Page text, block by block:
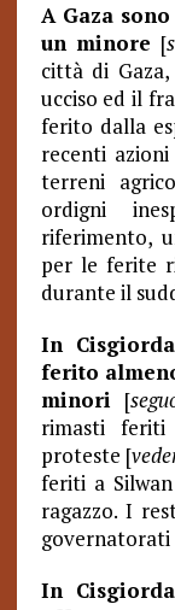
A Gaza
un minore [
città di
ucciso ed il
ferito dalla
recenti
terreni
ordigni
riferimento,
per le ferite
durante il
In
ferito
minori [
rimasti
proteste [
feriti a
ragazzo. I
governatorati
In